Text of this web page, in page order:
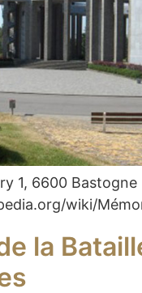
1, 6600 Bastogne
wiki/
la